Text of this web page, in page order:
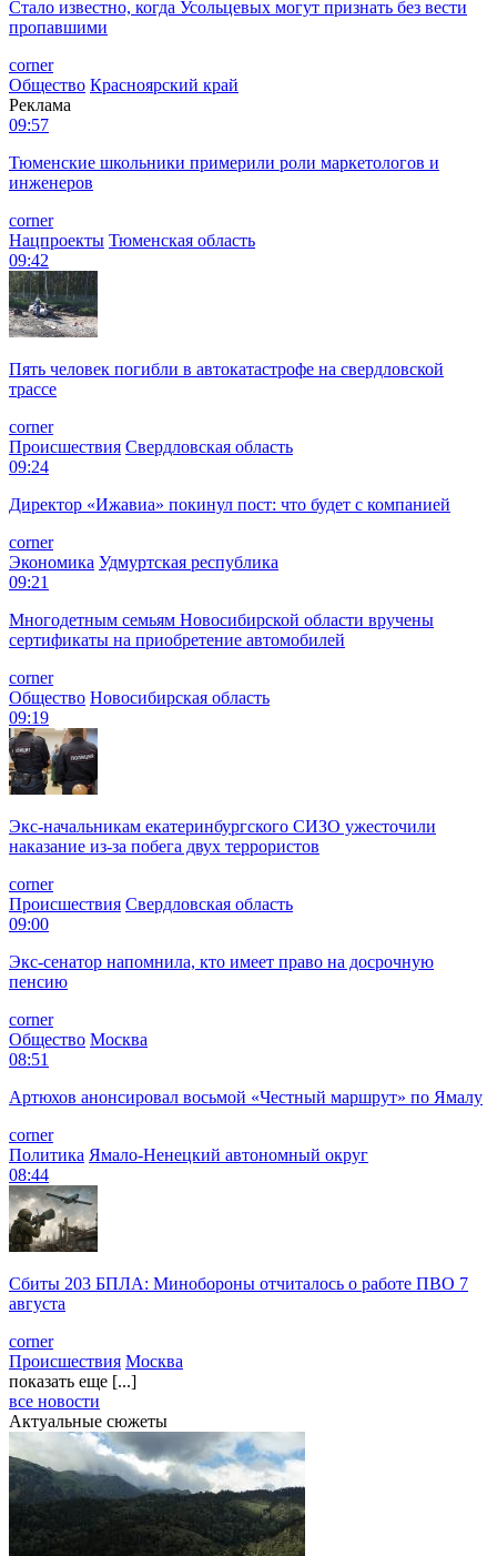
Стало известно, когда Усольцевых могут признать без вести
пропавшими
corner
Общество Красноярский край
Реклама
09:57
Тюменские школьники примерили роли маркетологов и
инженеров
corner
Нацпроекты Тюменская область
09:42
Пять человек погибли в автокатастрофе на свердловской
трассе
corner
Происшествия Свердловская область
09:24
Директор «Ижавиа» покинул пост: что будет с компанией
corner
Экономика Удмуртская республика
09:21
Многодетным семьям Новосибирской области вручены
сертификаты на приобретение автомобилей
corner
Общество Новосибирская область
09:19
Экс-начальникам екатеринбургского СИЗО ужесточили
наказание из-за побега двух террористов
corner
Происшествия Свердловская область
09:00
Экс-сенатор напомнила, кто имеет право на досрочную
пенсию
corner
Общество Москва
08:51
Артюхов анонсировал восьмой «Честный маршрут» по Ямалу
corner
Политика Ямало-Ненецкий автономный округ
08:44
Сбиты 203 БПЛА: Минобороны отчиталось о работе ПВО 7
августа
corner
Происшествия Москва
показать еще [...]
все новости
Актуальные сюжеты